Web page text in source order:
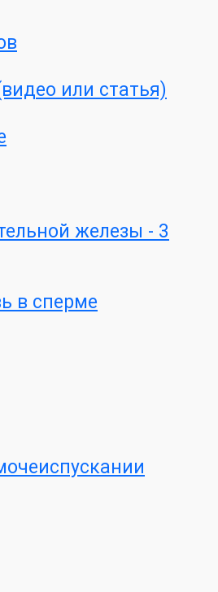
или статья)
железы - 3
в сперме